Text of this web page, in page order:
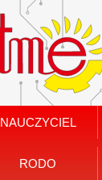
NAUCZYCIEL
RODO